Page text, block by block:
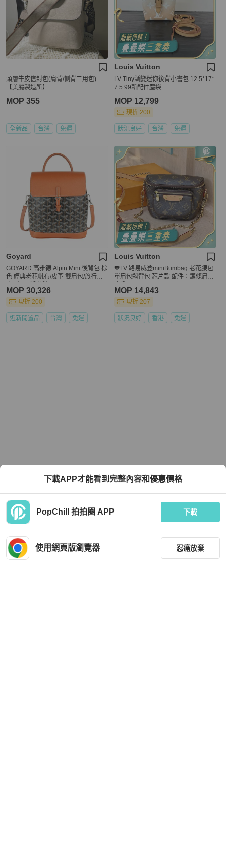
頭層牛皮信封包(肩背/側背二用包)
【美麗製造所】
MOP 355
全新品 台灣 免運
Louis Vuitton
LV Tiny漸變迷你後背小書包 12.5*17*
7.5 99新配件塵袋
MOP 12,799
現折 200
狀況良好 台灣 免運
Goyard
GOYARD 高雅德 Alpin Mini 後背包 棕
色 經典老花帆布/皮革 雙肩包/旅行包
MOP 30,326
現折 200
近新閒置品 台灣 免運
Louis Vuitton
🧡LV 路易威登miniBumbag 老花腰包
單肩包斜背包 芯片款 配件：鏈條肩帶
MOP 14,843
現折 207
狀況良好 香港 免運
下載APP才能看到完整內容和優惠價格
PopChill 拍拍圈 APP 下載
使用網頁版瀏覽器 忍痛放棄